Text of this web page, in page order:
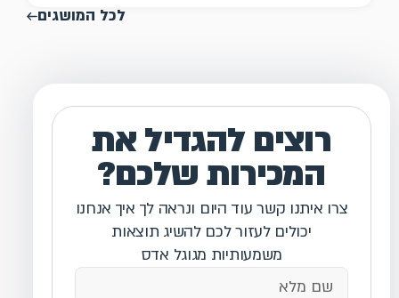
לכל המושגים
רוצים להגדיל את
המכירות שלכם?
צרו איתנו קשר עוד היום ונראה לך איך אנחנו
יכולים לעזור לכם להשיג תוצאות
משמעותיות מגוגל אדס